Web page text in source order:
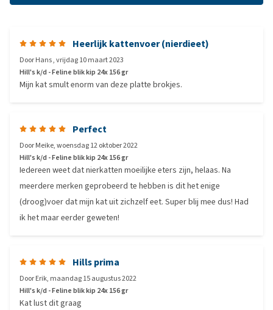
Heerlijk kattenvoer (nierdieet)
DoorHans,vrijdag 10 maart 2023
Hill's k/d - Feline blik kip 24x 156 gr
Mijn kat smult enorm van deze platte brokjes.
Perfect
DoorMeike,woensdag 12 oktober 2022
Hill's k/d - Feline blik kip 24x 156 gr
Iedereen weet dat nierkatten moeilijke eters zijn, helaas. Na
meerdere merken geprobeerd te hebben is dit het enige
(droog)voer dat mijn kat uit zichzelf eet. Super blij mee dus! Had
ik het maar eerder geweten!
Hills prima
DoorErik, maandag 15 augustus 2022
Hill's k/d - Feline blik kip 24x 156 gr
Kat lust dit graag